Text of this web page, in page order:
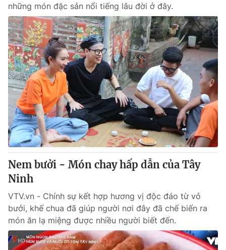
Liên hệ quảng cáo:024-7300.7108
® Cấm sao chép dưới mọi hình thức nếu không có sự chấp
thuận bằng văn bản. Ghi rõ nguồn VTV.vn khi phát hành lại
thông tin từ website này.
những món đặc sản nổi tiếng lâu đời ở đây.
Nem bưởi - Món chay hấp dẫn của Tây
Ninh
VTV.vn - Chính sự kết hợp hương vị độc đáo từ vỏ
bưởi, khế chua đã giúp người nơi đây đã chế biến ra
món ăn lạ miệng được nhiều người biết đến.